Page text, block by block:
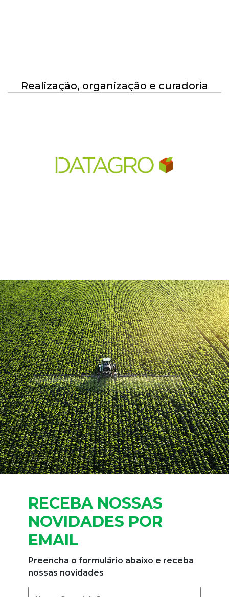
Realização, organização e curadoria
RECEBA NOSSAS
NOVIDADES POR
EMAIL
Preencha o formulário abaixo e receba
nossas novidades